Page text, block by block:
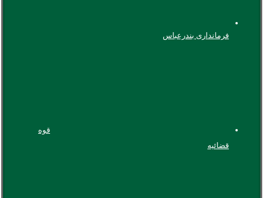
فرمانداری بندرعباس
قوه
قضائیه